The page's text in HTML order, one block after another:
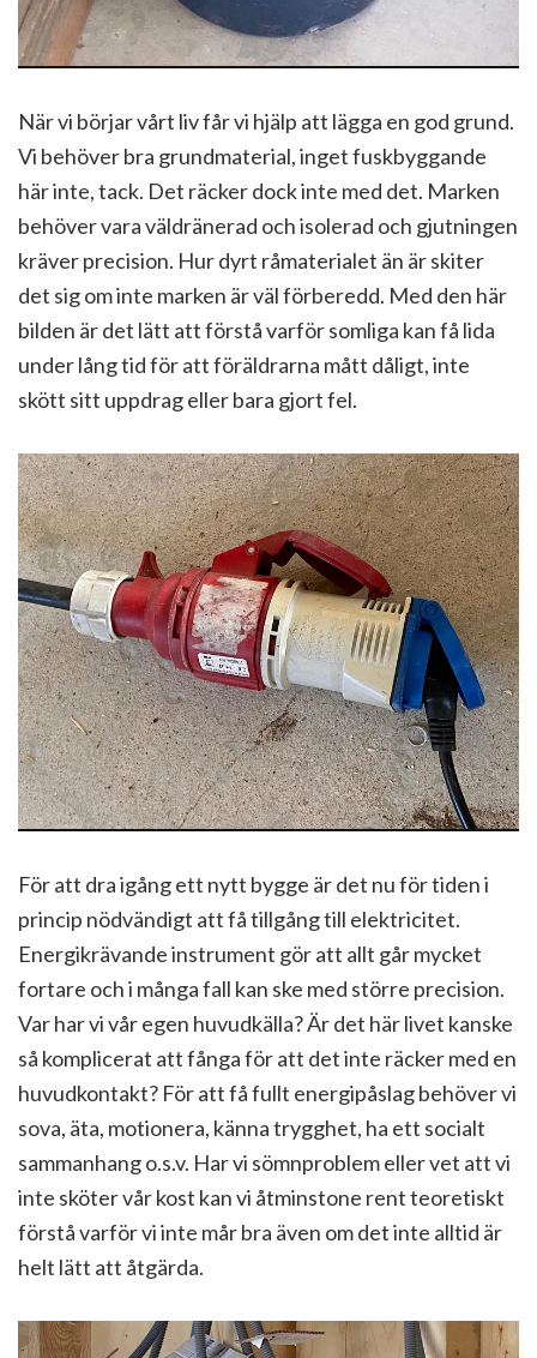
När vi börjar vårt liv får vi hjälp att lägga en god grund.
Vi behöver bra grundmaterial, inget fuskbyggande
här inte, tack. Det räcker dock inte med det. Marken
behöver vara väldränerad och isolerad och gjutningen
kräver precision. Hur dyrt råmaterialet än är skiter
det sig om inte marken är väl förberedd. Med den här
bilden är det lätt att förstå varför somliga kan få lida
under lång tid för att föräldrarna mått dåligt, inte
skött sitt uppdrag eller bara gjort fel.
För att dra igång ett nytt bygge är det nu för tiden i
princip nödvändigt att få tillgång till elektricitet.
Energikrävande instrument gör att allt går mycket
fortare och i många fall kan ske med större precision.
Var har vi vår egen huvudkälla? Är det här livet kanske
så komplicerat att fånga för att det inte räcker med en
huvudkontakt? För att få fullt energipåslag behöver vi
sova, äta, motionera, känna trygghet, ha ett socialt
sammanhang o.s.v. Har vi sömnproblem eller vet att vi
inte sköter vår kost kan vi åtminstone rent teoretiskt
förstå varför vi inte mår bra även om det inte alltid är
helt lätt att åtgärda.